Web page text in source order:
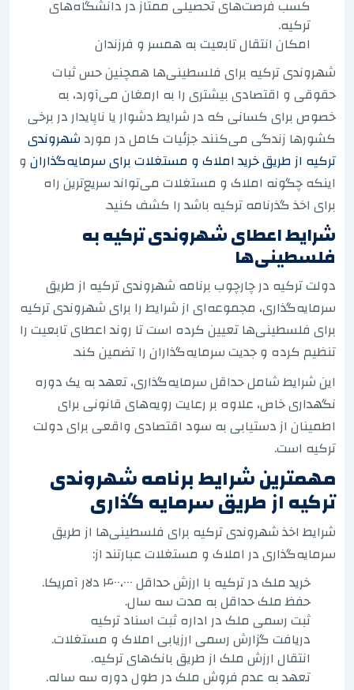
کسب فرصت‌های تحصیلی ممتاز در دانشگاه‌های
ترکیه.
امکان انتقال تابعیت به همسر و فرزندان
شهروندی ترکیه برای فلسطینی‌ها همچنین حس ثبات
حقوقی و اقتصادی بیشتری را به ارمغان می‌آورد، به
خصوص برای کسانی که در شرایط دشوار یا ناپایدار در برخی
کشورها زندگی می‌کنند. جزئیات کامل در مورد شهروندی
ترکیه از طریق خرید املاک و مستغلات برای سرمایه‌گذاران و
اینکه چگونه املاک و مستغلات می‌تواند سریع‌ترین راه
برای اخذ گذرنامه ترکیه باشد را کشف کنید.
شرایط اعطای شهروندی ترکیه به
فلسطینی‌ها
دولت ترکیه در چارچوب برنامه شهروندی ترکیه از طریق
سرمایه‌گذاری، مجموعه‌ای از شرایط را برای شهروندی ترکیه
برای فلسطینی‌ها تعیین کرده است تا روند اعطای تابعیت را
تنظیم کرده و جدیت سرمایه‌گذاران را تضمین کند.
این شرایط شامل حداقل سرمایه‌گذاری، تعهد به یک دوره
نگهداری خاص، علاوه بر رعایت رویه‌های قانونی برای
اطمینان از دستیابی به سود اقتصادی واقعی برای دولت
ترکیه است.
مهمترین شرایط برنامه شهروندی
ترکیه از طریق سرمایه گذاری
شرایط اخذ شهروندی ترکیه برای فلسطینی‌ها از طریق
سرمایه‌گذاری در املاک و مستغلات عبارتند از:
خرید ملک در ترکیه با ارزش حداقل ۴۰۰،۰۰۰ دلار آمریکا.
حفظ ملک حداقل به مدت سه سال.
ثبت رسمی ملک در اداره ثبت اسناد ترکیه
دریافت گزارش رسمی ارزیابی املاک و مستغلات.
انتقال ارزش ملک از طریق بانک‌های ترکیه.
تعهد به عدم فروش ملک در طول دوره سه ساله.